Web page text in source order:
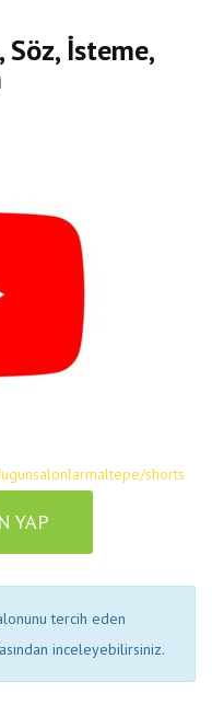
Söz, İsteme,
shorts
YAP
tercih eden
inceleyebilirsiniz.